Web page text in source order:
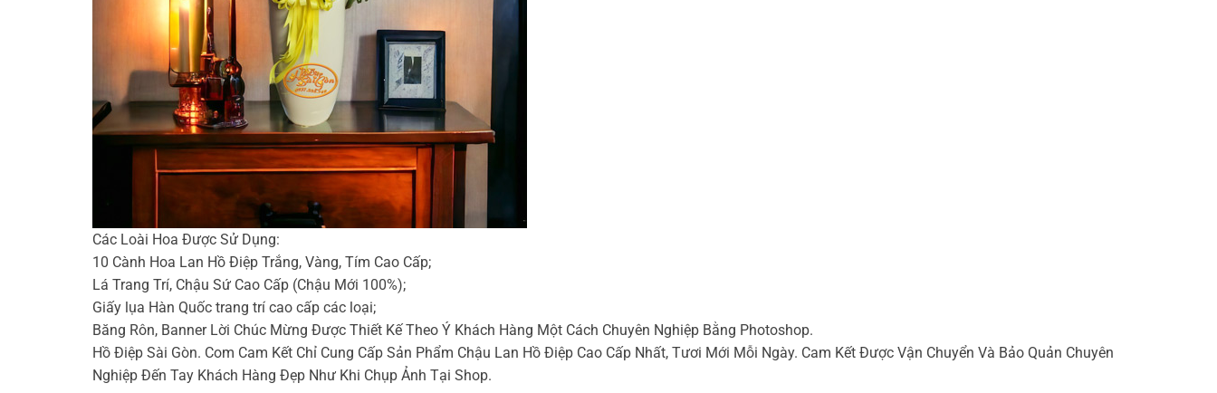
Các Loài Hoa Được Sử Dụng:
10 Cành Hoa Lan Hồ Điệp Trắng, Vàng, Tím Cao Cấp;
Lá Trang Trí, Chậu Sứ Cao Cấp (Chậu Mới 100%);
Giấy lụa Hàn Quốc trang trí cao cấp các loại;
Băng Rôn, Banner Lời Chúc Mừng Được Thiết Kế Theo Ý Khách Hàng Một Cách Chuyên Nghiệp Bằng Photoshop.
Hồ Điệp Sài Gòn. Com Cam Kết Chỉ Cung Cấp Sản Phẩm Chậu Lan Hồ Điệp Cao Cấp Nhất, Tươi Mới Mỗi Ngày. Cam Kết Được Vận Chuyển Và Bảo Quản Chuyên
Nghiệp Đến Tay Khách Hàng Đẹp Như Khi Chụp Ảnh Tại Shop.